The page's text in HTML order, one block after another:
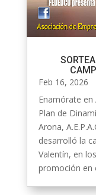
Feb 16, 2026
Enamórate
Plan de
Arona,
desarrolló la
Valentín, en
promoción en